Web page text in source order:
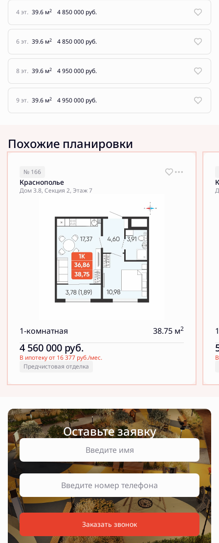
4 эт. 39.6 м2 4 850 000 руб.
6 эт. 39.6 м2 4 850 000 руб.
8 эт. 39.6 м2 4 950 000 руб.
9 эт. 39.6 м2 4 950 000 руб.
Похожие планировки
№ 166
Краснополье
Дом 3.8, Секция 2, Этаж 7
1-комнатная 38.75 м2
4 560 000руб.
В ипотеку от 16 377 руб./мес.
Предчистовая отделка
Оставьте заявку
Заказать звонок